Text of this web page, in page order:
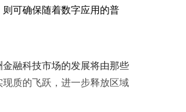
可确保随着数字应用的普
融科技市场的发展将由那些
质的飞跃，进一步释放区域